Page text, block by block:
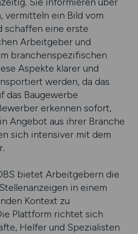
vermitteln ein Bild vom
schaffen eine erste
Arbeitgeber und
branchenspezifischen
Aspekte klarer und
werden, da das
das Baugewerbe
erkennen sofort,
Angebot aus ihrer Branche
sich intensiver mit dem
bietet Arbeitgebern die
in einem
Kontext zu
Plattform richtet sich
Helfer und Spezialisten